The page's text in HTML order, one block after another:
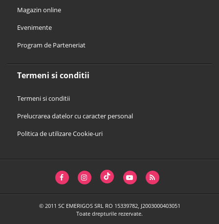
Magazin online
Evenimente
Program de Parteneriat
Termeni si conditii
Termeni si conditii
Prelucrarea datelor cu caracter personal
Politica de utilizare Cookie-uri
© 2011 SC EMERIGOS SRL RO 15339782, J2003000403051
Toate drepturile rezervate.